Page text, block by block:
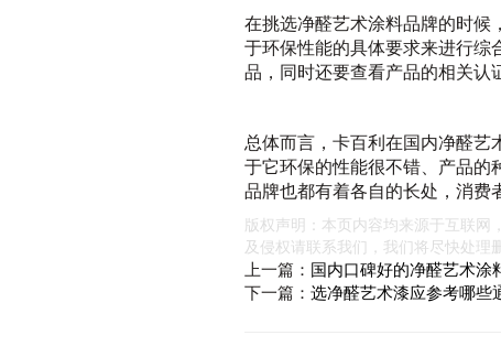
在挑选净醛艺术涂料品牌的时候
于环保性能的具体要求来进行综
品，同时还要查看产品的相关认
总体而言，卡百利在国内净醛艺
于它环保的性能很不错、产品的
品牌也都有着各自的长处，消费
版权声明：本页内容均来源于互联网
及侵权请联系我们，我们将尽快处理
上一篇： 国内口碑好的净醛艺术涂
下一篇： 选净醛艺术漆应参考哪些